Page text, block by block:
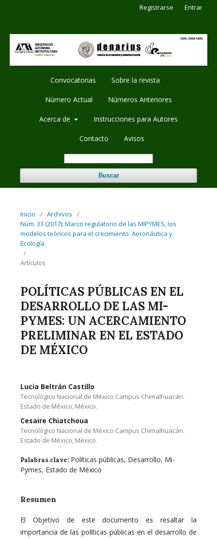
Convocatorias Sobre la revista
Número Actual Números Anteriores
Acerca de Instrucciones para Autores
Contacto Avisos
Buscar
Registrarse Entrar
Inicio / Archivos
/
Núm. 33 (2017): Marco regulatorio de las MIPYMES, los
modelos teóricos para el crecimiento. Aeronáutica y
Ecología
/
Artículos
POLÍTICAS PÚBLICAS EN EL
DESARROLLO DE LAS MI-
PYMES: UN ACERCAMIENTO
PRELIMINAR EN EL ESTADO
DE MÉXICO
Lucia Beltrán Castillo
Tecnológico Nacional de México Campus Chimalhuacán.
Estado de México, México.
Cesaire Chiatchoua
Tecnológico Nacional de México Campus Chimalhuacán.
Estado de México, México.
Palabras clave: Políticas públicas, Desarrollo, Mi-
Pymes, Estado de México
Resumen
El Objetivo de este documento es resaltar la
importancia de las políticas públicas en el desarrollo de